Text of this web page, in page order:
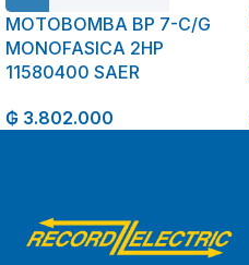
MOTOBOMBA BP 7-C/G
MONOFASICA 2HP
11580400 SAER
₲ 3.802.000